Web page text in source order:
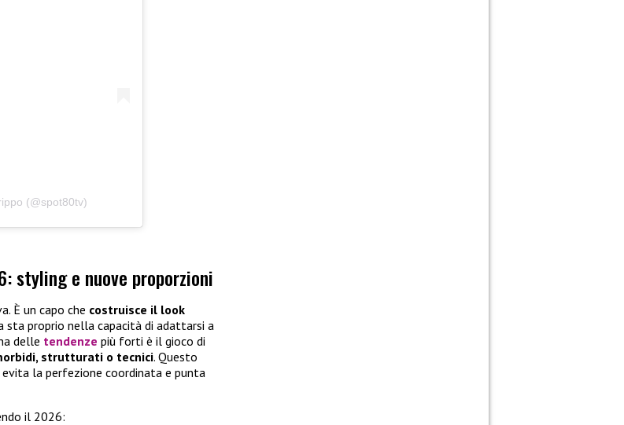
(@spot80tv)
styling e nuove proporzioni
È un capo che costruisce il look
sta proprio nella capacità di adattarsi a
delle tendenze più forti è il gioco di
strutturati o tecnici. Questo
la perfezione coordinata e punta
il 2026: